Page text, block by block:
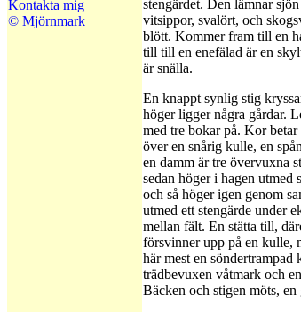
Kontakta mig
© Mjörnmark
stengärdet. Den lämnar
vitsippor, svalört, och
blött. Kommer fram till en
till till en enefälad är en
är snälla.
En knappt synlig stig
höger ligger några gårdar.
med tre bokar på. Kor
över en snårig kulle, en
en damm är tre övervuxna
sedan höger i hagen utmed
och så höger igen genom
utmed ett stengärde under
mellan fält. En stätta till,
försvinner upp på en kulle,
här mest en söndertrampad
trädbevuxen våtmark och
Bäcken och stigen möts, en